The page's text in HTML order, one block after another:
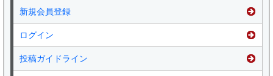
新規会員登録
ログイン
投稿ガイドライン